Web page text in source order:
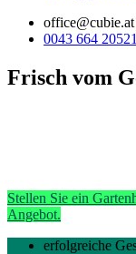
office@cubie.at
0043 664
Frisch vom
Stellen Sie ein
Angebot.
erfolgreiche